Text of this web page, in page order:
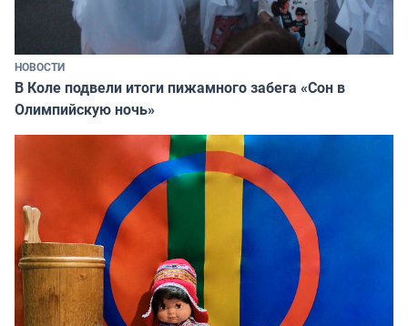
НОВОСТИ
В Коле подвели итоги пижамного забега «Сон в
Олимпийскую ночь»